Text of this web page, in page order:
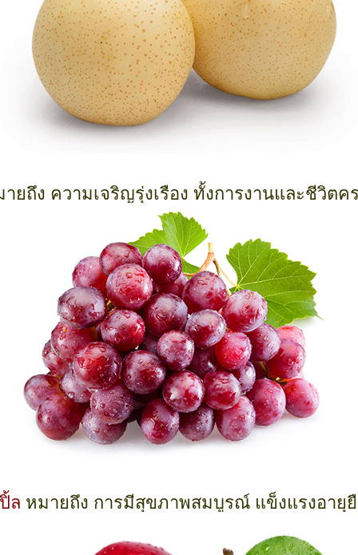
ยถึง ความเจริญรุ่งเรือง ทั้งการงานและชีวิตค
ล หมายถึง การมีสุขภาพสมบูรณ์ แข็งแรงอายุ